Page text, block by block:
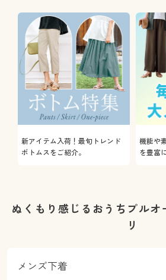
新アイテム入荷！最旬トレンド
ボトムスをご紹介。
機能や
を豊富
ぬくもり感じるおうちプル
リ
メンズ下着